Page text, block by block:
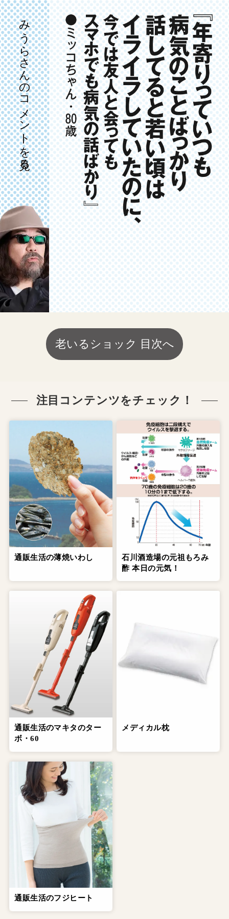
みうらさんのコメントを見る
老いるショック 目次へ
注目コンテンツをチェック！
通販生活の薄焼いわし
石川酒造場の元祖もろみ
酢 本日の元気！
通販生活のマキタのター
ボ・60
メディカル枕
通販生活のフジヒート